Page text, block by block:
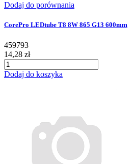
Dodaj do porównania
CorePro LEDtube T8 8W 865 G13 600mm
459793
14,28 zł
Dodaj do koszyka